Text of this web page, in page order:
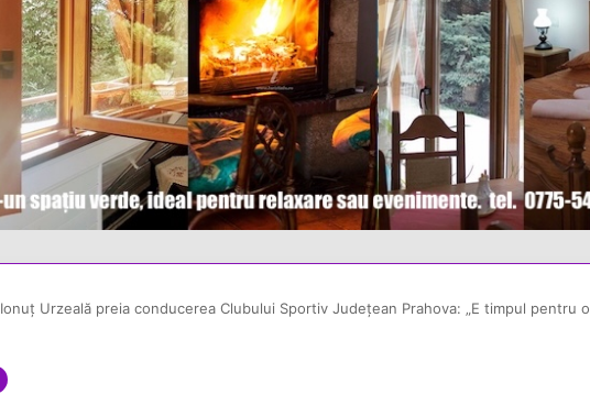
Ionuț Urzeală preia conducerea Clubului Sportiv Județean Prahova: „E timpul pentru o